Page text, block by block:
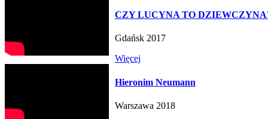
CZY LUCYNA TO
Gdańsk 2017
Więcej
Hieronim Neumann
Warszawa 2018